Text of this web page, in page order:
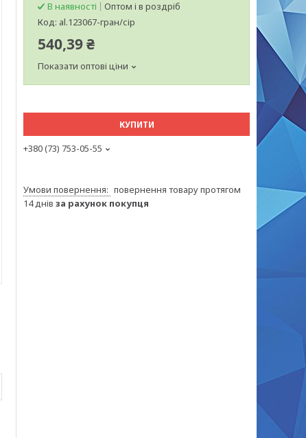
В наявності
Оптом і в роздріб
Код: al.123067-гран/сір
540,39 ₴
Показати оптові ціни
КУПИТИ
+380 (73) 753-05-55
повернення товару протягом
14 днів за рахунок покупця